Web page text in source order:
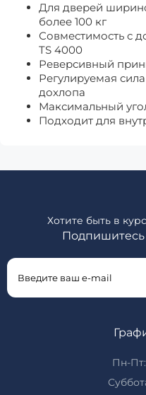
Для дверей
более 100 кг
Совместимость с
TS 4000
Реверсивный
Регулируемая
дохлопа
Максимальный
Подходит для
Хотите быть в
Пн-Пт: